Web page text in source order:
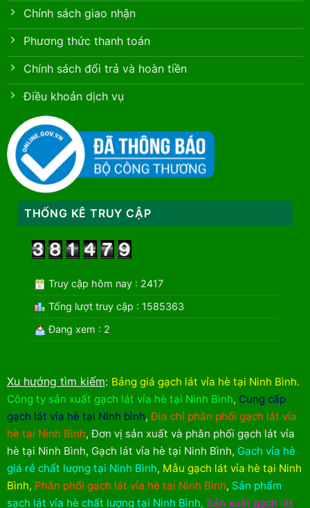
Chính sách giao nhận
Phương thức thanh toán
Chính sách đổi trả và hoàn tiền
Điều khoản dịch vụ
THỐNG KÊ TRUY CẬP
Truy cập hôm nay : 2417
Tổng lượt truy cập : 1585363
Đang xem : 2
Xu hướng tìm kiếm: Bảng giá gạch lát vỉa hè tại Ninh Bình.
Công ty sản xuất gạch lát vỉa hè tại Ninh Bình, Cung cấp
gạch lát vỉa hè tại Ninh bình,Địa chỉ phân phối gạch lát vỉa
hè tại Ninh Bình,Đơn vị sản xuất và phân phối gạch lát vỉa
hè tại Ninh Bình, Gạch lát vỉa hè tại Ninh Bình, Gạch vỉa hè
giá rẻ chất lượng tại Ninh Bình, Mẫu gạch lát vỉa hè tại Ninh
Bình, Phân phối gạch lát vỉa hè tại Ninh Bình, Sản phẩm
sạch lát vỉa hè chất lượng tại Ninh Bình, Sản xuất gạch lát